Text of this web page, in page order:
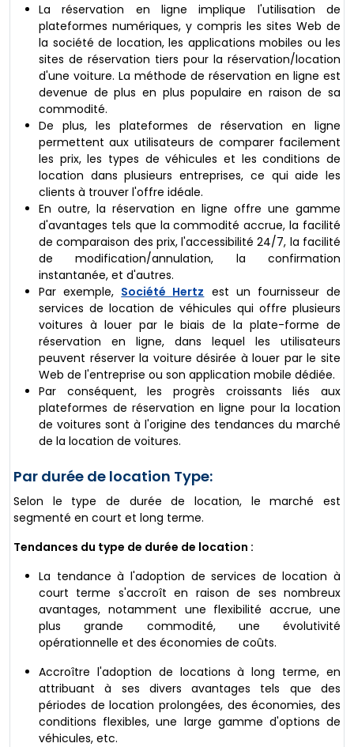
La réservation en ligne implique l'utilisation de
plateformes numériques, y compris les sites Web de
la société de location, les applications mobiles ou les
sites de réservation tiers pour la réservation/location
d'une voiture. La méthode de réservation en ligne est
devenue de plus en plus populaire en raison de sa
commodité.
De plus, les plateformes de réservation en ligne
permettent aux utilisateurs de comparer facilement
les prix, les types de véhicules et les conditions de
location dans plusieurs entreprises, ce qui aide les
clients à trouver l'offre idéale.
En outre, la réservation en ligne offre une gamme
d'avantages tels que la commodité accrue, la facilité
de comparaison des prix, l'accessibilité 24/7, la facilité
de modification/annulation, la confirmation
instantanée, et d'autres.
Par exemple, Société Hertz est un fournisseur de
services de location de véhicules qui offre plusieurs
voitures à louer par le biais de la plate-forme de
réservation en ligne, dans lequel les utilisateurs
peuvent réserver la voiture désirée à louer par le site
Web de l'entreprise ou son application mobile dédiée.
Par conséquent, les progrès croissants liés aux
plateformes de réservation en ligne pour la location
de voitures sont à l'origine des tendances du marché
de la location de voitures.
Par durée de location Type:
Selon le type de durée de location, le marché est
segmenté en court et long terme.
Tendances du type de durée de location :
La tendance à l'adoption de services de location à
court terme s'accroît en raison de ses nombreux
avantages, notamment une flexibilité accrue, une
plus grande commodité, une évolutivité
opérationnelle et des économies de coûts.
Accroître l'adoption de locations à long terme, en
attribuant à ses divers avantages tels que des
périodes de location prolongées, des économies, des
conditions flexibles, une large gamme d'options de
véhicules, etc.